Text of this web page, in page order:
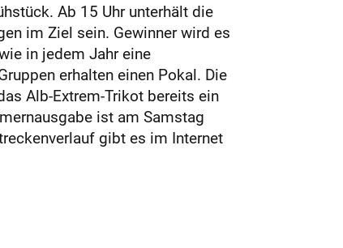
Ab 15 Uhr unterhält die
im Ziel sein. Gewinner wird es
in jedem Jahr eine
erhalten einen Pokal. Die
Alb-Extrem-Trikot bereits ein
ist am Samstag
gibt es im Internet